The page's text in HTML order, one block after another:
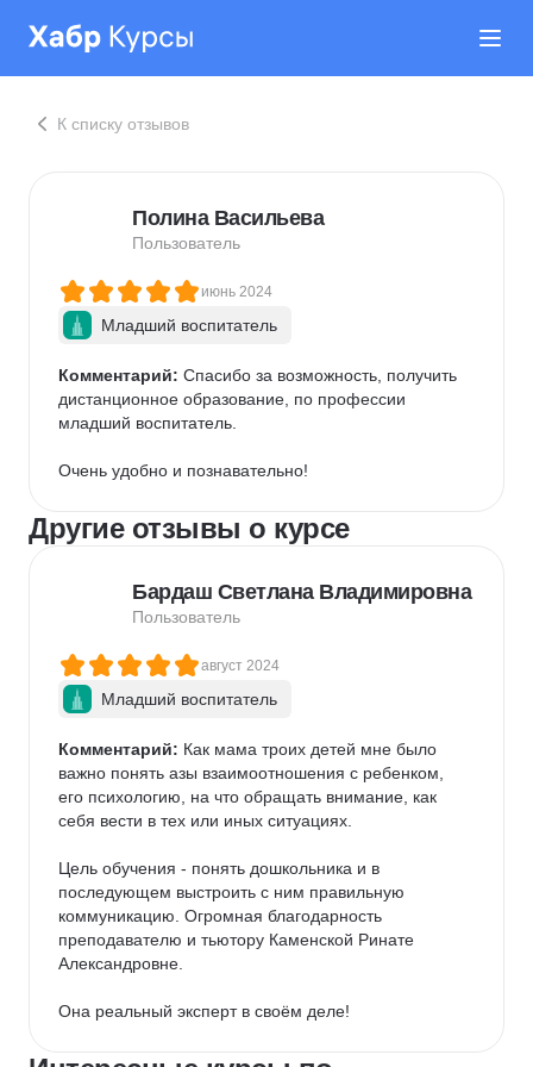
К списку отзывов
Полина Васильева
Пользователь
июнь 2024
Младший воспитатель
Комментарий: Спасибо за возможность, получить
дистанционное образование, по профессии
младший воспитатель.
Очень удобно и познавательно!
Другие отзывы о курсе
Бардаш Светлана Владимировна
Пользователь
август 2024
Младший воспитатель
Комментарий: Как мама троих детей мне было
важно понять азы взаимоотношения с ребенком,
его психологию, на что обращать внимание, как
себя вести в тех или иных ситуациях.
Цель обучения - понять дошкольника и в
последующем выстроить с ним правильную
коммуникацию. Огромная благодарность
преподавателю и тьютору Каменской Ринате
Александровне.
Она реальный эксперт в своём деле!